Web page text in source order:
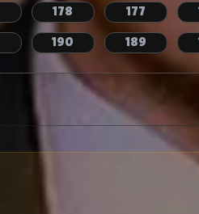
177
178
189
190